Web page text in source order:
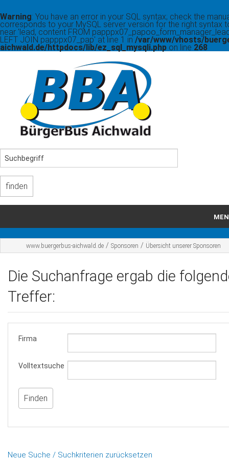
Warning: You have an error in your SQL syntax; check the
corresponds to your MySQL server version for the right syntax
near 'lead, content FROM
LEFT JOIN papppx07_pap' at line 1 in /var/www/vhosts/
aichwald.de/httpdocs/lib/ez_sql_mysqli.php on line 268
Startseite
Fahrplan
www.buergerbus-aichwald.de / Sponsoren / Übersicht unserer Sponsoren
Die Suchanfrage ergab die
Treffer:
Firma
Volltextsuche
Neue Suche / Suchkriterien zurücksetzen